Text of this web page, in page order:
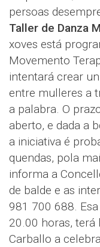
persoas
Taller de Danza
xoves está
Movemento
intentará crear
entre mulleres a
a palabra. O
aberto, e dada a
a iniciativa é
quendas, pola
informa a
de balde e as
981 700 688.
20.00 horas,
Carballo a